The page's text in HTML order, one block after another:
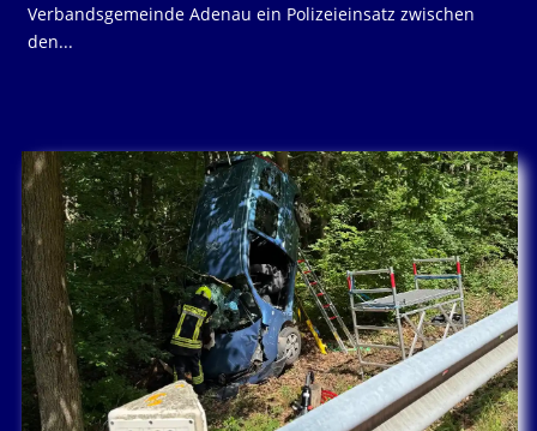
Verbandsgemeinde Adenau ein Polizeieinsatz zwischen
den...